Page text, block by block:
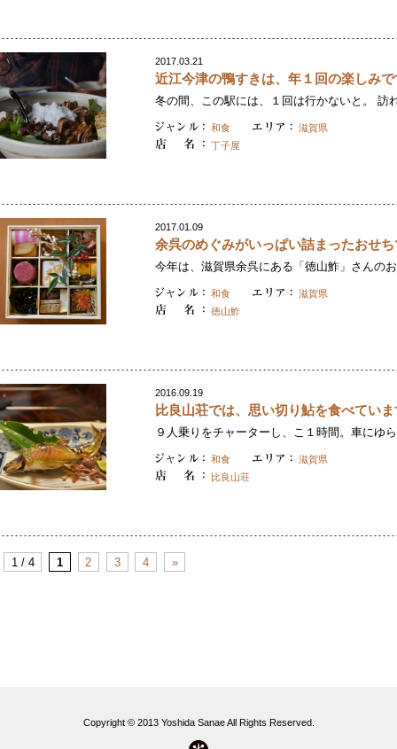
2017.03.21
近江今津の鴨すきは、年１回の楽しみで
冬の間、この駅には、１回は行かないと。 訪
和食
滋賀県
丁子屋
2017.01.09
余呉のめぐみがいっぱい詰まったおせ
今年は、滋賀県余呉にある「徳山鮓」さんの
和食
滋賀県
徳山鮓
2016.09.19
比良山荘では、思い切り鮎を食べていま
９人乗りをチャーターし、こ１時間。車にゆ
和食
滋賀県
比良山荘
1 / 4 1 2 3 4 »
Copyright © 2013 Yoshida Sanae All Rights Reserved.